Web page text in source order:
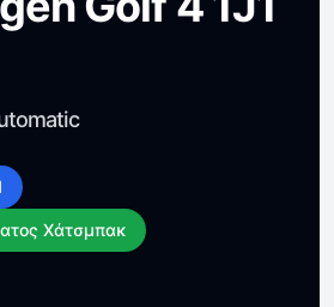
Χάτσμπακ